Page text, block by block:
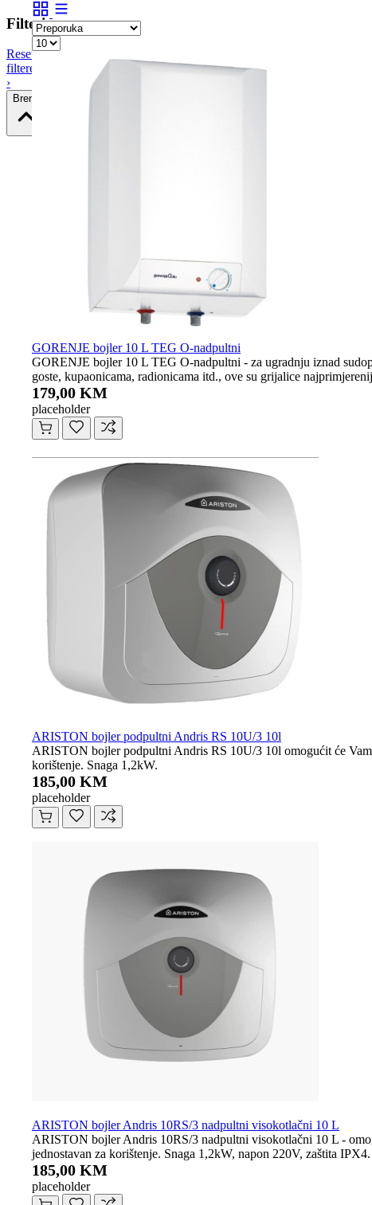
Filteri
Resetiraj
filtere
›
Brend
GORENJE bojler 10 L TEG O-nadpultni
GORENJE bojler 10 L TEG O-nadpultni - za ugradnju iznad
goste, kupaonicama, radionicama itd., ove su grijalice
179,00 KM
placeholder
ARISTON bojler podpultni Andris RS 10U/3 10l
ARISTON bojler podpultni Andris RS 10U/3 10l omogućit će
korištenje. Snaga 1,2kW.
185,00 KM
placeholder
ARISTON bojler Andris 10RS/3 nadpultni visokotlačni 10 L
ARISTON bojler Andris 10RS/3 nadpultni visokotlačni 10 L -
jednostavan za korištenje. Snaga 1,2kW, napon 220V, zaštita
185,00 KM
placeholder